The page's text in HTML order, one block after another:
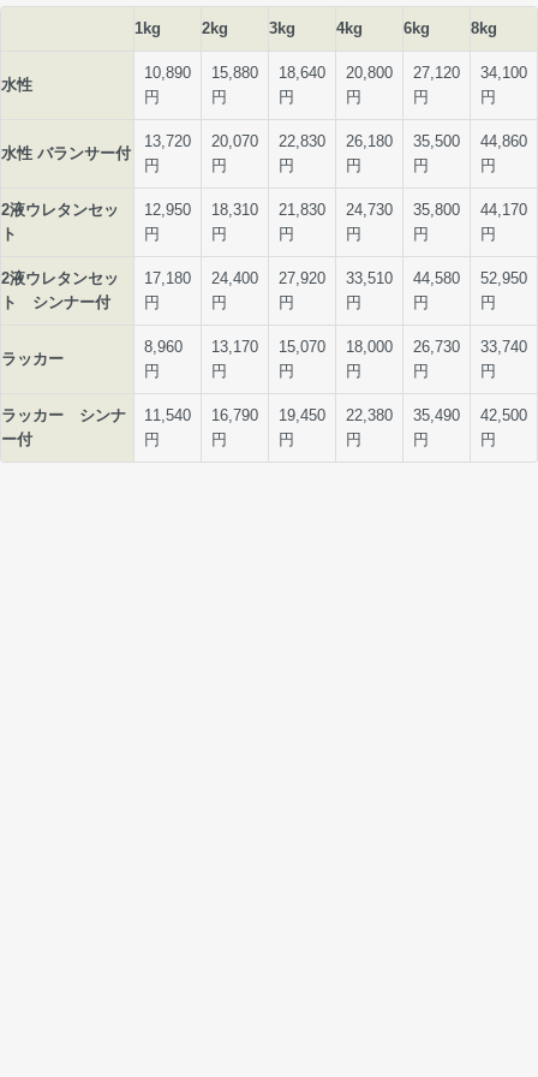
1kg 2kg 3kg 4kg 6kg 8kg
水性
10,890
円
15,880
円
18,640
円
20,800
円
27,120
円
34,100
円
水性 バランサー付
13,720
円
20,070
円
22,830
円
26,180
円
35,500
円
44,860
円
2液ウレタンセッ
ト
12,950
円
18,310
円
21,830
円
24,730
円
35,800
円
44,170
円
2液ウレタンセッ
ト シンナー付
17,180
円
24,400
円
27,920
円
33,510
円
44,580
円
52,950
円
ラッカー
8,960
円
13,170
円
15,070
円
18,000
円
26,730
円
33,740
円
ラッカー シンナ
ー付
11,540
円
16,790
円
19,450
円
22,380
円
35,490
円
42,500
円